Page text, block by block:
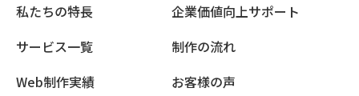
私たちの特長
企業価値向上サポート
サービス一覧
制作の流れ
Web制作実績
お客様の声